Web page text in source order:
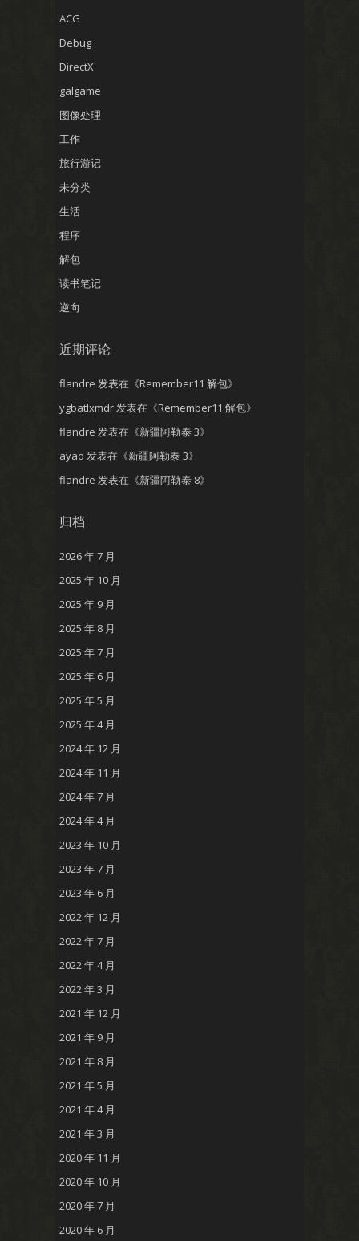
ACG
Debug
DirectX
galgame
图像处理
工作
旅行游记
未分类
生活
程序
解包
读书笔记
逆向
近期评论
flandre 发表在《Remember11 解包》
ygbatlxmdr发表在《Remember11 解包》
flandre 发表在《新疆阿勒泰 3》
ayao 发表在《新疆阿勒泰 3》
flandre 发表在《新疆阿勒泰 8》
归档
2026 年 7 月
2025 年 10 月
2025 年 9 月
2025 年 8 月
2025 年 7 月
2025 年 6 月
2025 年 5 月
2025 年 4 月
2024 年 12 月
2024 年 11 月
2024 年 7 月
2024 年 4 月
2023 年 10 月
2023 年 7 月
2023 年 6 月
2022 年 12 月
2022 年 7 月
2022 年 4 月
2022 年 3 月
2021 年 12 月
2021 年 9 月
2021 年 8 月
2021 年 5 月
2021 年 4 月
2021 年 3 月
2020 年 11 月
2020 年 10 月
2020 年 7 月
2020 年 6 月